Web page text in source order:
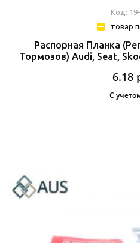
Код:
товар
Распорная Планка
Тормозов) Audi, Seat,
6.18
С